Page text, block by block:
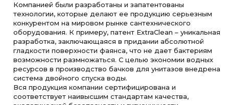
Компанией были разработаны и запатентованы
технологии, которые делают ее продукцию серьезным
конкурентом на мировом рынке сантехнического
оборудования. К примеру, патент ExtraClean – уникальная
разработка, заключающаяся в придании абсолютной
гладкости поверхности фаянса, что не дает бактериям
возможности размножаться. С целью экономии водных
ресурсов в производство бачков для унитазов внедрена
система двойного спуска воды.
Вся продукция компании сертифицирована и
соответствует наивысшим стандартам качества,